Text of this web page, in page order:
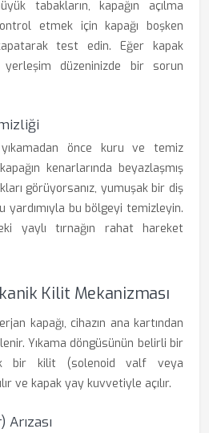
tabakların, kapağın açılma
kontrol etmek için kapağı boşken
test edin. Eğer kapak
yerleşim düzeninizde bir sorun
önce kuru ve temiz
kenarlarında beyazlaşmış
görüyorsanız, yumuşak bir diş
yardımıyla bu bölgeyi temizleyin.
yaylı tırnağın rahat hareket
Kilit Mekanizması
kapağı, cihazın ana kartından
Yıkama döngüsünün belirli bir
bir kilit (solenoid valf veya
ve kapak yay kuvvetiyle açılır.